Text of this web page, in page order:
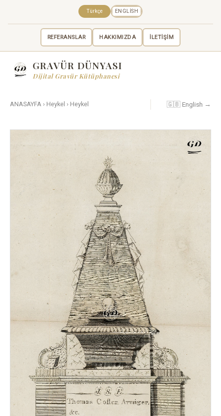
REFERANSLAR HAKKIMIZDA İLETİŞİM
Türkçe ENGLISH
GRAVÜR DÜNYASI
Dijital Gravür Kütüphanesi
ANASAYFA › Heykel › Heykel 🇬🇧 English →